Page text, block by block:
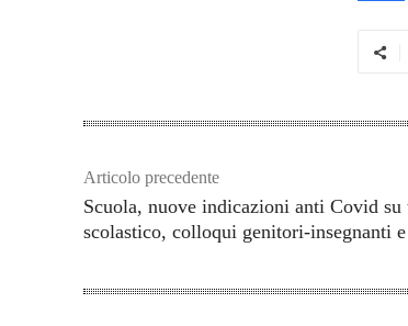
Articolo precedente
Scuola, nuove indicazioni anti Covid su
scolastico, colloqui genitori-insegnanti e